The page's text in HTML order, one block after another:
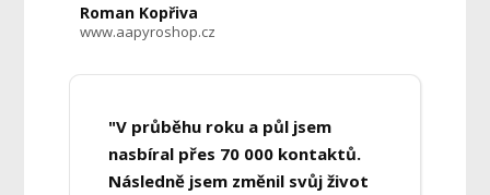
Roman Kopřiva
www.aapyroshop.cz
"V průběhu roku a půl jsem
nasbíral přes 70 000 kontaktů.
Následně jsem změnil svůj život